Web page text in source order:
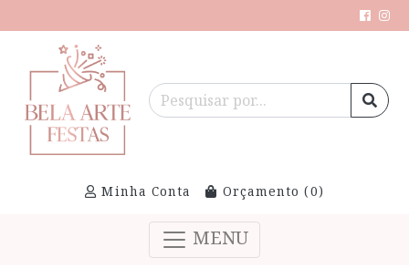
Minha Conta Orçamento (0)
MENU